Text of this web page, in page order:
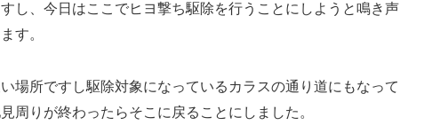
し、今日はここでヒヨ撃ち駆除を行うことにしようと鳴き声
す。
場所ですし駆除対象になっているカラスの通り道にもなって
周りが終わったらそこに戻ることにしました。